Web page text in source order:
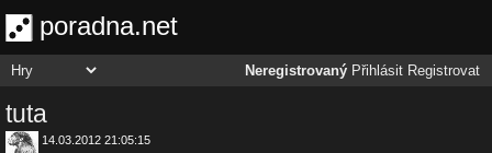
poradna.net
Neregistrovaný Přihlásit Registrovat
tuta
14.03.2012 21:05:15